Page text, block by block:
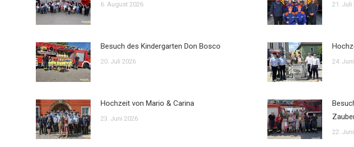
6. August 2026 21. Juli
Besuch des Kindergarten Don Bosco
20. Juli 2026 24.
Hochzeit von Mario & Carina
23. Juni 2026
22.